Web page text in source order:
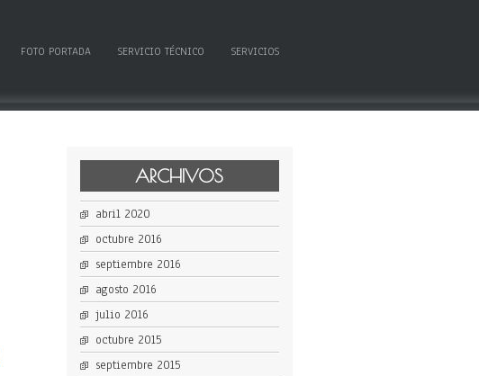
FOTO PORTADA SERVICIO TÉCNICO SERVICIOS
ARCHIVOS
abril 2020
octubre 2016
septiembre 2016
agosto 2016
julio 2016
octubre 2015
septiembre 2015